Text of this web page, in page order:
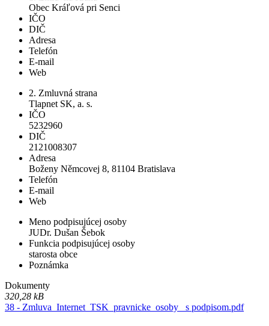
Obec Kráľová pri Senci
IČO
DIČ
Adresa
Telefón
E-mail
Web
2. Zmluvná strana
Tlapnet SK, a. s.
IČO
5232960
DIČ
2121008307
Adresa
Boženy Němcovej 8, 81104 Bratislava
Telefón
E-mail
Web
Meno podpisujúcej osoby
JUDr. Dušan Šebok
Funkcia podpisujúcej osoby
starosta obce
Poznámka
Dokumenty
320,28 kB
38 - Zmluva_Internet_TSK_pravnicke_osoby_ s podpisom.pdf